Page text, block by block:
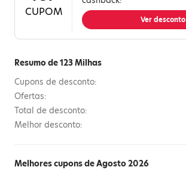
CUPOM
Ver desconto
Resumo de 123 Milhas
Cupons de desconto:
Ofertas:
Total de desconto:
Melhor desconto:
Melhores cupons de Agosto 2026